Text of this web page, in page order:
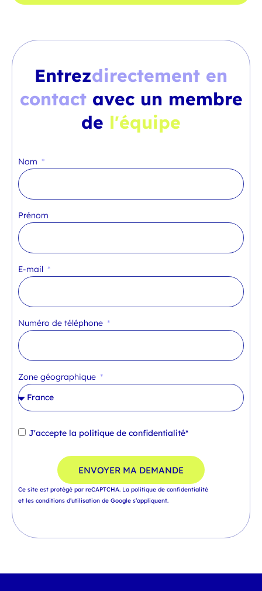
Entrezdirectement en
contact avec un membre
de l'équipe
Nom
Prénom
E-mail
Numéro de téléphone
Zone géographique
J'accepte la politique de confidentialité*
ENVOYER MA DEMANDE
Ce site est protégé par reCAPTCHA. La politique de confidentialité
et les conditions d’utilisation de Google s’appliquent.